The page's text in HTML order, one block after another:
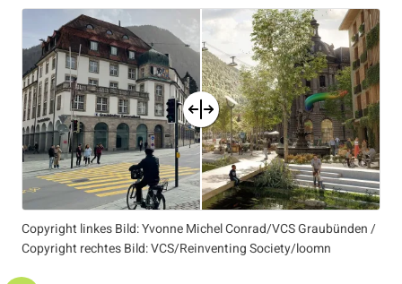
Copyright linkes Bild: Yvonne Michel Conrad/VCS Graubünden /
Copyright rechtes Bild: VCS/Reinventing Society/loomn